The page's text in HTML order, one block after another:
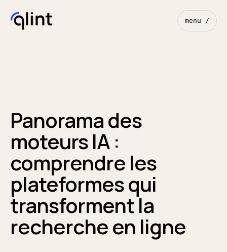
menu /
Panorama des
moteurs IA :
comprendre les
plateformes qui
transforment la
recherche en ligne